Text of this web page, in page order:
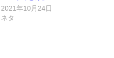
2021年10月24日
ネタ